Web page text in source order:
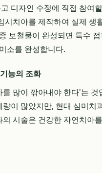
디자인 수정에 직접 참여
치아를 제작하여 실제 생
보철물이 완성되면 특수
소를 완성합니다.
능의 조화
많이 깎아내야 한다'는
이 많았지만, 현대 심미치
시술은 건강한 자연치아